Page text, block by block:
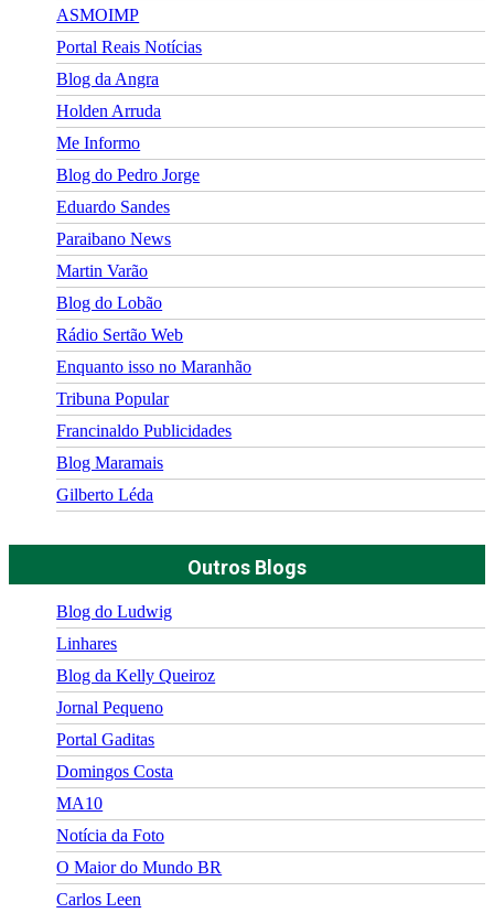
ASMOIMP
Portal Reais Notí­cias
Blog da Angra
Holden Arruda
Me Informo
Blog do Pedro Jorge
Eduardo Sandes
Paraibano News
Martin Varão
Blog do Lobão
Rádio Sertão Web
Enquanto isso no Maranhão
Tribuna Popular
Francinaldo Publicidades
Blog Maramais
Gilberto Léda
Outros Blogs
Blog do Ludwig
Linhares
Blog da Kelly Queiroz
Jornal Pequeno
Portal Gaditas
Domingos Costa
MA10
Notícia da Foto
O Maior do Mundo BR
Carlos Leen